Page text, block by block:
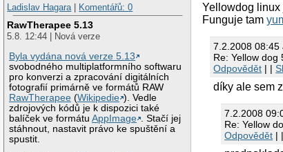
Ladislav Hagara
Komentářů: 0
RawTherapee 5.13
5.8. 12:44 | Nová verze
Byla vydána nová verze 5.13
svobodného multiplatformního softwaru
pro konverzi a zpracování digitálních
fotografií primárně ve formátů RAW
RawTherapee (Wikipedie ). Vedle
zdrojových kódů je k dispozici také
balíček ve formátuAppImage . Stačí jej
stáhnout, nastavit právo ke spuštění a
spustit.
Yellowdog linux
Funguje tam
7.2.2008 08:45
Re: Yellow dog
Odpovědět | |
díky ale sem
7.2.2008
Re: Yellow
Odpovědět |